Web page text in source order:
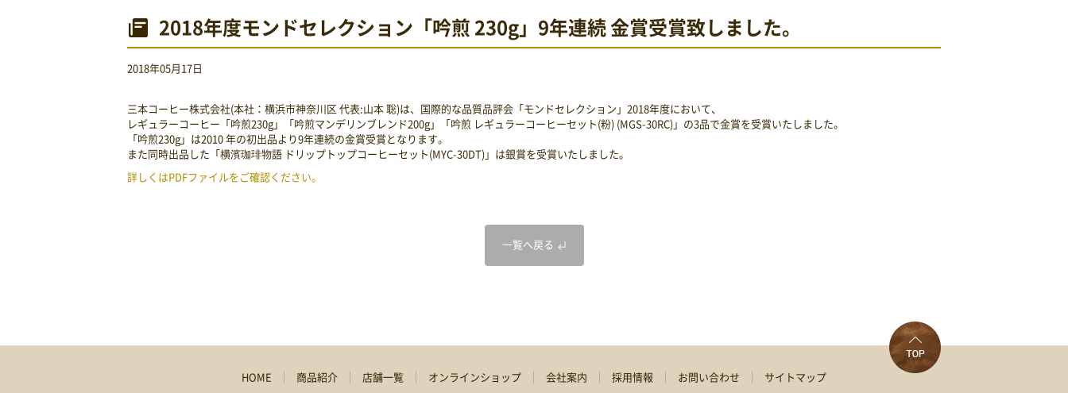
2018年度モンドセレクション「吟煎 230g」9年連続 金賞受賞致しました。
2018年05月17日
三本コーヒー株式会社(本社：横浜市神奈川区 代表:山本 聡)は、国際的な品質品評会「モンドセレクション」2018年度において、
レギュラーコーヒー「吟煎230g」「吟煎マンデリンブレンド200g」「吟煎 レギュラーコーヒーセット(粉) (MGS-30RC)」の3品で金賞を受賞いたしました。
「吟煎230g」は2010 年の初出品より9年連続の金賞受賞となります。
また同時出品した「横濱珈琲物語 ドリップトップコーヒーセット(MYC-30DT)」は銀賞を受賞いたしました。
詳しくはPDFファイルをご確認ください。
一覧へ戻る
HOME 商品紹介 店舗一覧 オンラインショップ 会社案内 採用情報 お問い合わせ サイトマップ